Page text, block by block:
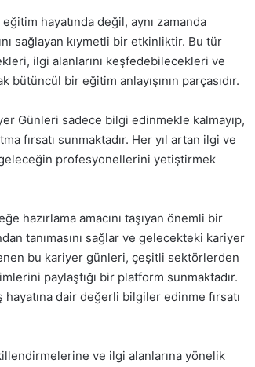
hayatında değil, aynı zamanda
sağlayan kıymetli bir etkinliktir. Bu tür
ilgi alanlarını keşfedebilecekleri ve
bir eğitim anlayışının parçasıdır.
Günleri sadece bilgi edinmekle kalmayıp,
fırsatı sunmaktadır. Her yıl artan ilgi ve
profesyonellerini yetiştirmek
hazırlama amacını taşıyan önemli bir
tanımasını sağlar ve gelecekteki kariyer
bu kariyer günleri, çeşitli sektörlerden
paylaştığı bir platform sunmaktadır.
dair değerli bilgiler edinme fırsatı
ve ilgi alanlarına yönelik